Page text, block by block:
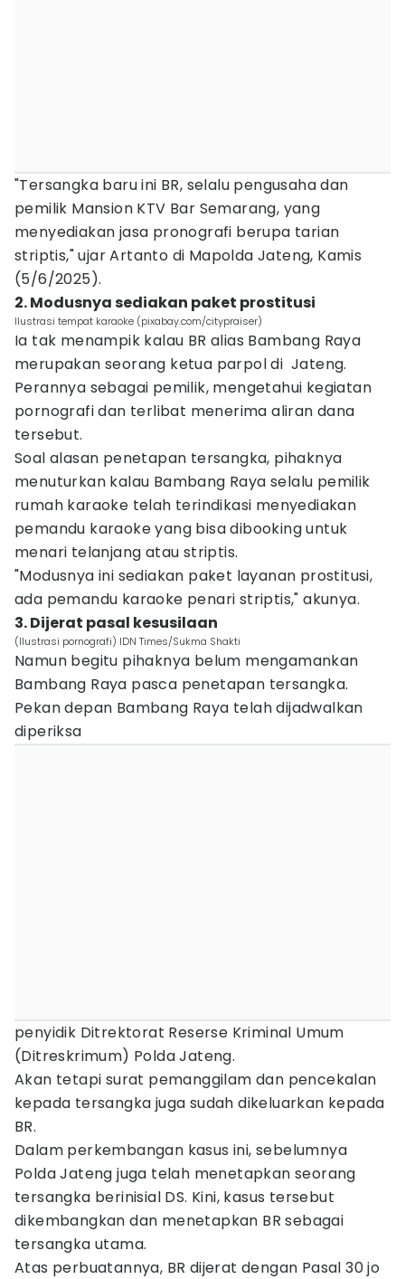
"Tersangka baru ini BR, selalu pengusaha dan
pemilik Mansion KTV Bar Semarang, yang
menyediakan jasa pronografi berupa tarian
striptis," ujar Artanto di Mapolda Jateng, Kamis
(5/6/2025).
2. Modusnya sediakan paket prostitusi
Ilustrasi tempat karaoke (pixabay.com/citypraiser)
Ia tak menampik kalau BR alias Bambang Raya
merupakan seorang ketua parpol di Jateng.
Perannya sebagai pemilik, mengetahui kegiatan
pornografi dan terlibat menerima aliran dana
tersebut.
Soal alasan penetapan tersangka, pihaknya
menuturkan kalau Bambang Raya selalu pemilik
rumah karaoke telah terindikasi menyediakan
pemandu karaoke yang bisa dibooking untuk
menari telanjang atau striptis.
"Modusnya ini sediakan paket layanan prostitusi,
ada pemandu karaoke penari striptis," akunya.
3. Dijerat pasal kesusilaan
(Ilustrasi pornografi) IDN Times/Sukma Shakti
Namun begitu pihaknya belum mengamankan
Bambang Raya pasca penetapan tersangka.
Pekan depan Bambang Raya telah dijadwalkan
diperiksa
penyidik Ditrektorat Reserse Kriminal Umum
(Ditreskrimum) Polda Jateng.
Akan tetapi surat pemanggilam dan pencekalan
kepada tersangka juga sudah dikeluarkan kepada
BR.
Dalam perkembangan kasus ini, sebelumnya
Polda Jateng juga telah menetapkan seorang
tersangka berinisial DS. Kini, kasus tersebut
dikembangkan dan menetapkan BR sebagai
tersangka utama.
Atas perbuatannya, BR dijerat dengan Pasal 30 jo